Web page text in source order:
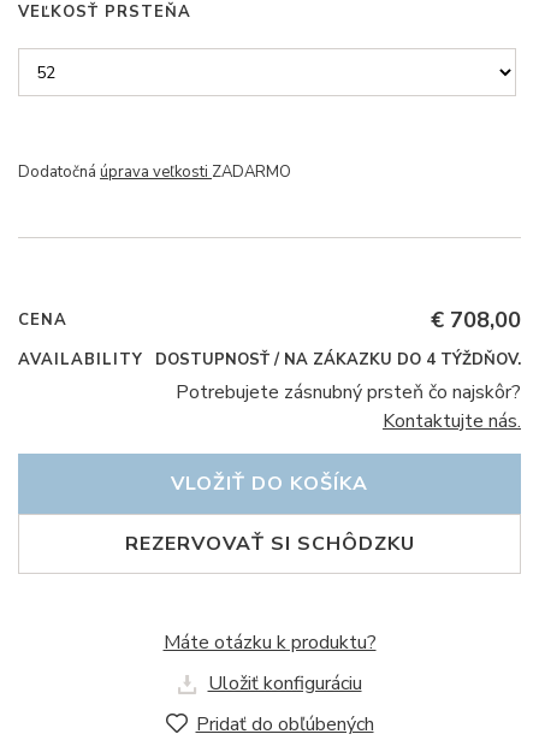
VEĽKOSŤ PRSTEŇA
Dodatočná úprava veľkosti ZADARMO
CENA € 708,00
AVAILABILITY DOSTUPNOSŤ / NA ZÁKAZKU DO 4 TÝŽDŇOV.
Potrebujete zásnubný prsteň čo najskôr?
Kontaktujte nás.
REZERVOVAŤ SI SCHÔDZKU
VLOŽIŤ DO KOŠÍKA
Máte otázku k produktu?
Uložiť konfiguráciu
Pridať do obľúbených